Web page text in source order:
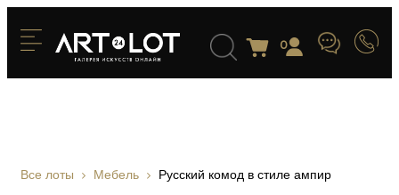
0
Все лоты Мебель Русский комод в стиле ампир